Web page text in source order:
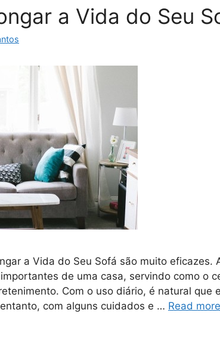
a Vida do Seu
a Vida do Seu Sofá são muito eficazes.
de uma casa, servindo como o
Com o uso diário, é natural que
com alguns cuidados e … Read more